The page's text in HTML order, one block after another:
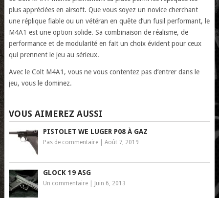
plus appréciées en airsoft. Que vous soyez un novice cherchant
une réplique fiable ou un vétéran en quête d’un fusil performant, le
M4A1 est une option solide. Sa combinaison de réalisme, de
performance et de modularité en fait un choix évident pour ceux
qui prennent le jeu au sérieux.
Avec le Colt M4A1, vous ne vous contentez pas d’entrer dans le
jeu, vous le dominez.
VOUS AIMEREZ AUSSI
PISTOLET WE LUGER P08 À GAZ
Pas de commentaire| Août 7, 2019
GLOCK 19 ASG
Un commentaire| Juin 6, 2013